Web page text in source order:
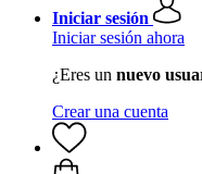
Iniciar sesión
Iniciar sesión ahora
¿Eres un nuevo
Crear una cuenta